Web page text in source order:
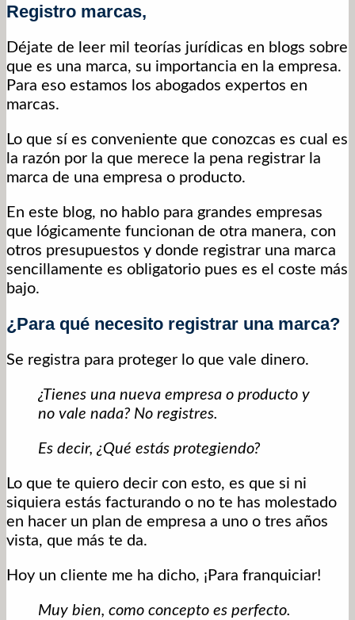
Registro marcas,
Déjate de leer mil teorías jurídicas en blogs sobre
que es una marca, su importancia en la empresa.
Para eso estamos los abogados expertos en
marcas.
Lo que sí es conveniente que conozcas es cual es
la razón por la que merece la pena registrar la
marca de una empresa o producto.
En este blog, no hablo para grandes empresas
que lógicamente funcionan de otra manera, con
otros presupuestos y donde registrar una marca
sencillamente es obligatorio pues es el coste más
bajo.
¿Para qué necesito registrar una marca?
Se registra para proteger lo que vale dinero.
¿Tienes una nueva empresa o producto y
no vale nada? No registres.
Es decir, ¿Qué estás protegiendo?
Lo que te quiero decir con esto, es que si ni
siquiera estás facturando o no te has molestado
en hacer un plan de empresa a uno o tres años
vista, que más te da.
Hoy un cliente me ha dicho, ¡Para franquiciar!
Muy bien, como concepto es perfecto.